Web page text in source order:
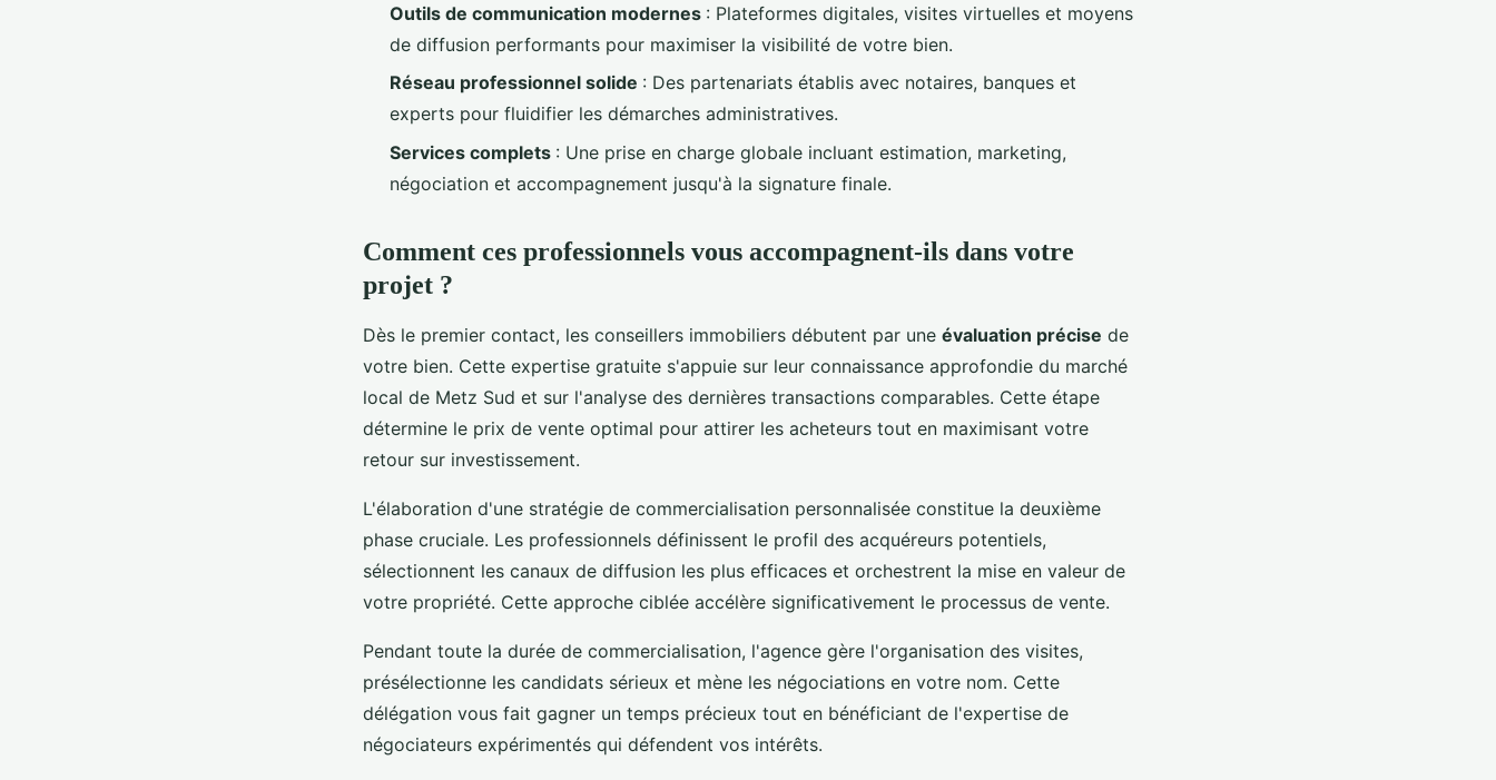
Outils de communication modernes : Plateformes digitales, visites virtuelles et moyens
de diffusion performants pour maximiser la visibilité de votre bien.
Réseau professionnel solide : Des partenariats établis avec notaires, banques et
experts pour fluidifier les démarches administratives.
Services complets : Une prise en charge globale incluant estimation, marketing,
négociation et accompagnement jusqu'à la signature finale.
Comment ces professionnels vous accompagnent-ils dans votre
projet ?
Dès le premier contact, les conseillers immobiliers débutent par une évaluation précise de
votre bien. Cette expertise gratuite s'appuie sur leur connaissance approfondie du marché
local de Metz Sud et sur l'analyse des dernières transactions comparables. Cette étape
détermine le prix de vente optimal pour attirer les acheteurs tout en maximisant votre
retour sur investissement.
L'élaboration d'une stratégie de commercialisation personnalisée constitue la deuxième
phase cruciale. Les professionnels définissent le profil des acquéreurs potentiels,
sélectionnent les canaux de diffusion les plus efficaces et orchestrent la mise en valeur de
votre propriété. Cette approche ciblée accélère significativement le processus de vente.
Pendant toute la durée de commercialisation, l'agence gère l'organisation des visites,
présélectionne les candidats sérieux et mène les négociations en votre nom. Cette
délégation vous fait gagner un temps précieux tout en bénéficiant de l'expertise de
négociateurs expérimentés qui défendent vos intérêts.